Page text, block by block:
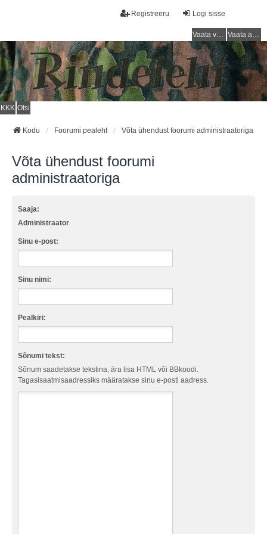
Logi sisse
Registreeru
Vaata vastamata teemasi Vaata aktiivseid teemasid
KKK Otsi
Kodu Foorumi pealeht Võta ühendust foorumi administraatoriga
Võta ühendust foorumi
administraatoriga
Saaja:
Administraator
Sinu e-post:
Sinu nimi:
Pealkiri:
Sõnumi tekst:
Sõnum saadetakse tekstina, ära lisa HTML või BBkoodi.
Tagasisaatmisaadressiks määratakse sinu e-posti aadress.